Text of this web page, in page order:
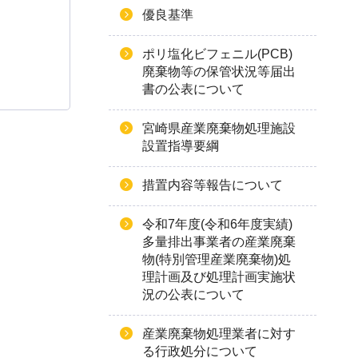
優良基準
ポリ塩化ビフェニル(PCB)
廃棄物等の保管状況等届出
書の公表について
宮崎県産業廃棄物処理施設
設置指導要綱
措置内容等報告について
令和7年度(令和6年度実績)
多量排出事業者の産業廃棄
物(特別管理産業廃棄物)処
理計画及び処理計画実施状
況の公表について
産業廃棄物処理業者に対す
る行政処分について